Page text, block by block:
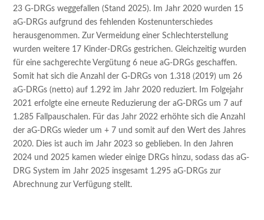
23 G-DRGs weggefallen (Stand 2025). Im Jahr 2020 wurden 15
aG-DRGs aufgrund des fehlenden Kostenunterschiedes
herausgenommen. Zur Vermeidung einer Schlechterstellung
wurden weitere 17 Kinder-DRGs gestrichen. Gleichzeitig wurden
für eine sachgerechte Vergütung 6 neue aG-DRGs geschaffen.
Somit hat sich die Anzahl der G-DRGs von 1.318 (2019) um 26
aG-DRGs (netto) auf 1.292 im Jahr 2020 reduziert. Im Folgejahr
2021 erfolgte eine erneute Reduzierung der aG-DRGs um 7 auf
1.285 Fallpauschalen. Für das Jahr 2022 erhöhte sich die Anzahl
der aG-DRGs wieder um + 7 und somit auf den Wert des Jahres
2020. Dies ist auch im Jahr 2023 so geblieben. In den Jahren
2024 und 2025 kamen wieder einige DRGs hinzu, sodass das aG-
DRG System im Jahr 2025 insgesamt 1.295 aG-DRGs zur
Abrechnung zur Verfügung stellt.